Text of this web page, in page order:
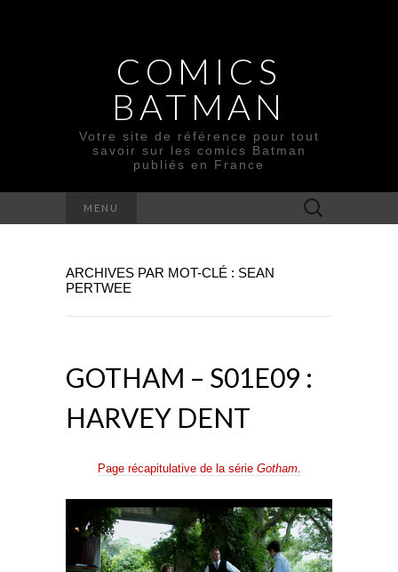
COMICS
BATMAN
Votre site de référence pour tout
savoir sur les comics Batman
publiés en France
MENU Rechercher :
ARCHIVES PAR MOT-CLÉ : SEAN
PERTWEE
GOTHAM – S01E09 :
HARVEY DENT
Page récapitulative de la série Gotham.